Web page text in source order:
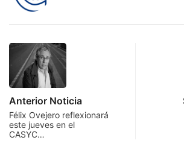
Anterior Noticia
Félix Ovejero reflexionará
este jueves en el
CASYC…